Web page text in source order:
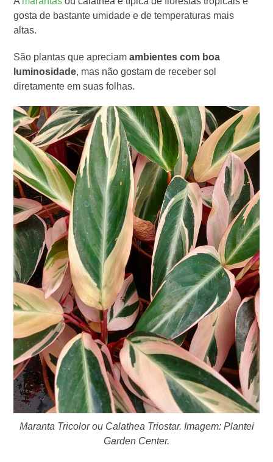
gosta de bastante umidade e de temperaturas mais
altas.
São plantas que apreciam ambientes com boa
luminosidade, mas não gostam de receber sol
diretamente em suas folhas.
Maranta Tricolor ou Calathea Triostar. Imagem: Plantei
Garden Center.